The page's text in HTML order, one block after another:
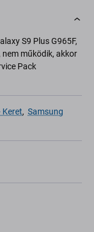
S9 Plus G965F,
nem működik, akkor
Pack
Keret, Samsung